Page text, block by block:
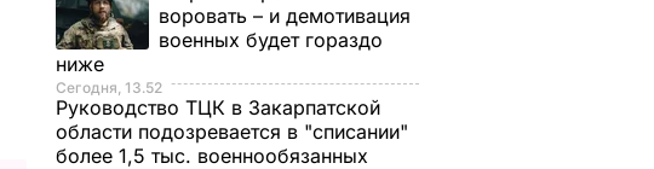
воровать – и демотивация
военных будет гораздо
ниже
Сегодня, 13.52
Руководство ТЦК в Закарпатской
области подозревается в "списании"
более 1,5 тыс. военнообязанных